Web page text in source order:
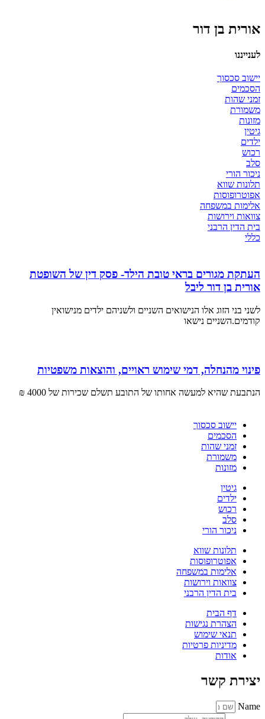
אורית בן דור
לענייננו
יישוב סכסוך
הסכמים
זמני שהות
משמורת
מזונות
גיטין
ילדים
רכוש
סלב
ניכור הורי
תלונות שווא
אפוטרופוסות
אלימות במשפחה
צוואות וירושות
בית הדין הרבני
כללי
העתקת מגורים בראי טובת הילד- פסק דין של השופטת
אורית בן דור ליבל
לשני בני הזוג אלו הנישואים השניים ולשניהם ילדים מנישואין
קודמים.השניים נישאו
פינוי מהנחלה, דמי שימוש ראויים, והוצאות משפטיות
הנתבעת שהיא למעשה אחותו של התובע תשלם שכירות של 4000 ₪
יישוב סכסוך
הסכמים
זמני שהות
משמורת
מזונות
גיטין
ילדים
רכוש
סלב
ניכור הורי
תלונות שווא
אפוטרופוסות
אלימות במשפחה
צוואות וירושות
בית הדין הרבני
דף הבית
הצהרת נגישות
תנאי שימוש
מדיניות פרטיות
אודות
יצירת קשר
Name